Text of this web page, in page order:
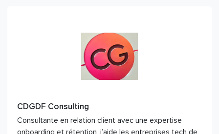
CDGDF Consulting
Consultante en relation client avec une expertise
onboarding et rétention, j’aide les entreprises tech de